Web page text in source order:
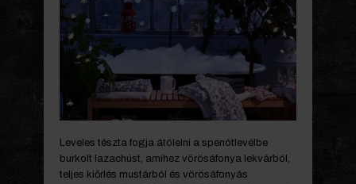
Leveles tészta fogja átölelni a spenótlevélbe
burkolt lazachúst, amihez vörösáfonya lekvárból,
teljes kiőrlés mustárból és vörösáfonyás